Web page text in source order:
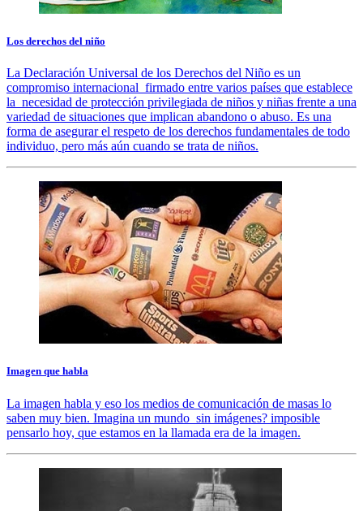
Los derechos del niño
La Declaración Universal de los Derechos del Niño es un
compromiso internacional firmado entre varios países que establece
la necesidad de protección privilegiada de niños y niñas frente a una
variedad de situaciones que implican abandono o abuso. Es una
forma de asegurar el respeto de los derechos fundamentales de todo
individuo, pero más aún cuando se trata de niños.
Imagen que habla
La imagen habla y eso los medios de comunicación de masas lo
saben muy bien. Imagina un mundo sin imágenes? imposible
pensarlo hoy, que estamos en la llamada era de la imagen.